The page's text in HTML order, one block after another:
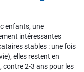
enfants, une
intéressantes
stables : une fois
elles restent en
contre 2-3 ans pour les